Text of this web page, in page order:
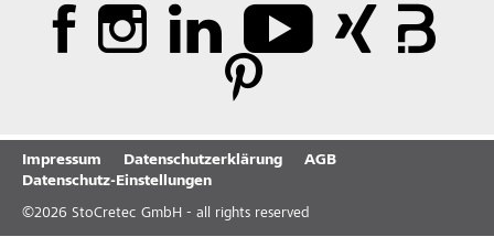
Impressum Datenschutzerklärung
AGB
Datenschutz-Einstellungen
©2026 StoCretec GmbH - all rights reserved